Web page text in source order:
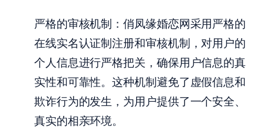
严格的审核机制：俏凤缘婚恋网采用严格的
在线实名认证制注册和审核机制，对用户的
个人信息进行严格把关，确保用户信息的真
实性和可靠性。这种机制避免了虚假信息和
欺诈行为的发生，为用户提供了一个安全、
真实的相亲环境。